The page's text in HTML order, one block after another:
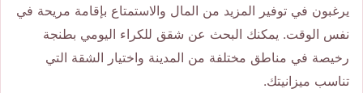
يرغبون في توفير المزيد من المال والاستمتاع بإقامة مريحة في
نفس الوقت. يمكنك البحث عن شقق للكراء اليومي بطنجة
رخيصة في مناطق مختلفة من المدينة واختيار الشقة التي
تناسب ميزانيتك.